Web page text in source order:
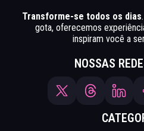
Transforme-se todos os dias
gota, oferecemos
inspiram você a
NOSSAS